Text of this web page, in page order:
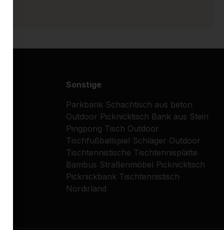
Sonstige
Parkbank Schachtisch aus beton
Outdoor Picknicktisch Bank aus Stein
Pingpong Tisch Outdoor
Tischfußballspiel Schläger Outdoor
Tischtennistische Tischtennisplatte
Bambus Straßenmöbel Picknicktisch
Picknickbank Tischtennistisch
Nordirland